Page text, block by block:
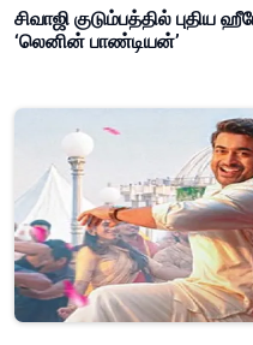
சிவாஜி குடும்பத்தில்
‘லெனின் பாண்டியன்’